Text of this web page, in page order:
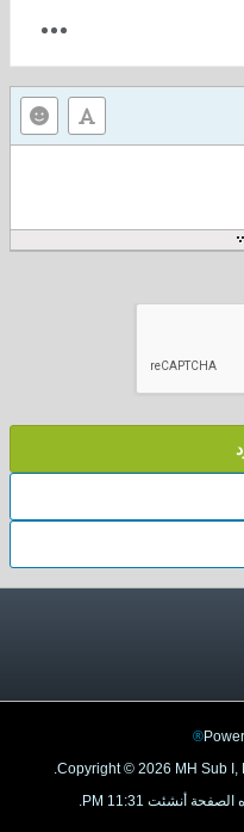
Copyright © 2026 MH Sub I,